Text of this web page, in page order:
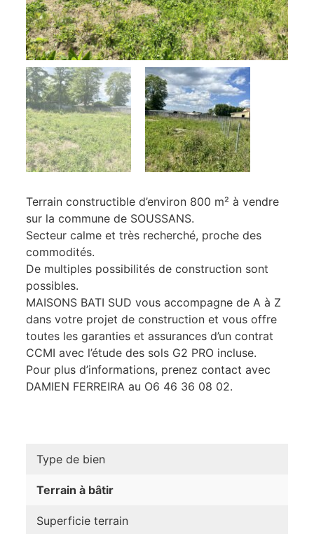
Terrain constructible d’environ 800 m² à vendre
sur la commune de SOUSSANS.
Secteur calme et très recherché, proche des
commodités.
De multiples possibilités de construction sont
possibles.
MAISONS BATI SUD vous accompagne de A à Z
dans votre projet de construction et vous offre
toutes les garanties et assurances d’un contrat
CCMI avec l’étude des sols G2 PRO incluse.
Pour plus d’informations, prenez contact avec
DAMIEN FERREIRA au O6 46 36 08 02.
Type de bien
Terrain à bâtir
Superficie terrain